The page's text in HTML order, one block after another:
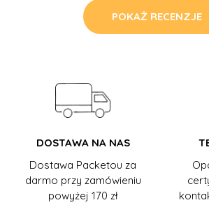
POKAŻ RECENZJE
DOSTAWA NA NAS
Dostawa Packetou za
darmo przy zamówieniu
powyżej 170 zł